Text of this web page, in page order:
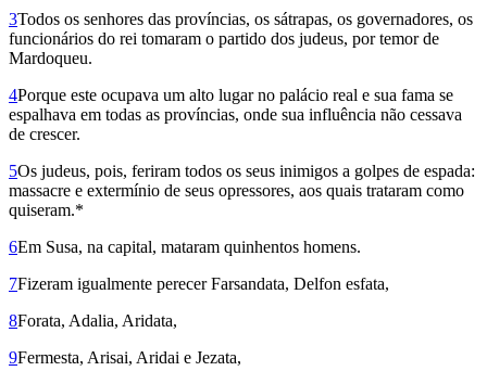
3Todos os senhores das províncias, os sátrapas, os governadores, os
funcionários do rei tomaram o partido dos judeus, por temor de
Mardoqueu.
4Porque este ocupava um alto lugar no palácio real e sua fama se
espalhava em todas as províncias, onde sua influência não cessava
de crescer.
5Os judeus, pois, feriram todos os seus inimigos a golpes de espada:
massacre e extermínio de seus opressores, aos quais trataram como
quiseram.*
6Em Susa, na capital, mataram quinhentos homens.
7Fizeram igualmente perecer Farsandata, Delfon esfata,
8Forata, Adalia, Aridata,
9Fermesta, Arisai, Aridai e Jezata,